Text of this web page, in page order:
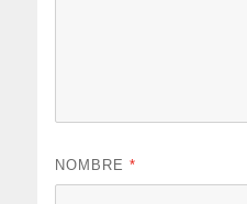
NOMBRE*